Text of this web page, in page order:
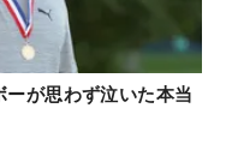
が思わず泣いた本当